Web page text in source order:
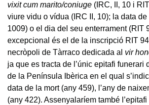
vixit cum marito/coniuge (IRC, II, 10 i
viure vidu o vídua (IRC II, 10); la data
1009) o el dia del seu enterrament (RIT
excepcional és el de la inscripció RIT
necròpoli de Tàrraco dedicada al vir
ja que es tracta de l’únic epitafi funerari
de la Península Ibèrica en el qual
data de la mort (any 459), l’any de
(any 422). Assenyalaríem també